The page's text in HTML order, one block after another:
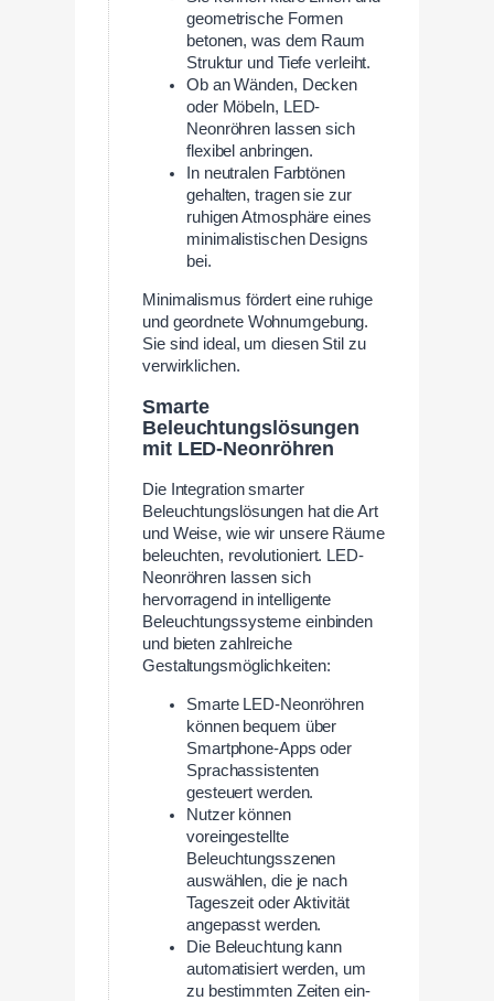
geometrische Formen
betonen, was dem Raum
Struktur und Tiefe verleiht.
Ob an Wänden, Decken
oder Möbeln, LED-
Neonröhren lassen sich
flexibel anbringen.
In neutralen Farbtönen
gehalten, tragen sie zur
ruhigen Atmosphäre eines
minimalistischen Designs
bei.
Minimalismus fördert eine ruhige
und geordnete Wohnumgebung.
Sie sind ideal, um diesen Stil zu
verwirklichen.
Smarte
Beleuchtungslösungen
mit LED-Neonröhren
Die Integration smarter
Beleuchtungslösungen hat die Art
und Weise, wie wir unsere Räume
beleuchten, revolutioniert. LED-
Neonröhren lassen sich
hervorragend in intelligente
Beleuchtungssysteme einbinden
und bieten zahlreiche
Gestaltungsmöglichkeiten:
Smarte LED-Neonröhren
können bequem über
Smartphone-Apps oder
Sprachassistenten
gesteuert werden.
Nutzer können
voreingestellte
Beleuchtungsszenen
auswählen, die je nach
Tageszeit oder Aktivität
angepasst werden.
Die Beleuchtung kann
automatisiert werden, um
zu bestimmten Zeiten ein-